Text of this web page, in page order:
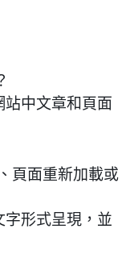
中文章和頁面
頁面重新加載或
形式呈現，並